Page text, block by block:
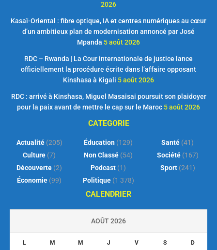
2026
Kasaï-Oriental : fibre optique, IA et centres numériques au cœur
d’un ambitieux plan de modernisation annoncé par José
Mpanda 5 août 2026
RDC – Rwanda | La Cour internationale de justice lance
officiellement la procédure écrite dans l’affaire opposant
Kinshasa à Kigali 5 août 2026
RDC : arrivé à Kinshasa, Miguel Masaisai poursuit son plaidoyer
pour la paix avant de mettre le cap sur le Maroc 5 août 2026
CATEGORIE
Actualité(205)
Culture (7)
Découverte (2)
Économie (99)
Éducation (129)
Non Classé (54)
Podcast (1)
Politique(1 378)
Santé (41)
Société(167)
Sport(241)
CALENDRIER
AOÛT 2026
L M M J V S D